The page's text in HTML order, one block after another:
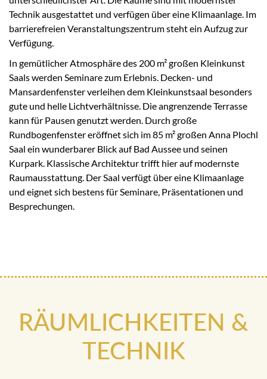
Technik ausgestattet und verfügen über eine Klimaanlage. Im
barrierefreien Veranstaltungszentrum steht ein Aufzug zur
Verfügung.
In gemütlicher Atmosphäre des 200 m² großen Kleinkunst
Saals werden Seminare zum Erlebnis. Decken- und
Mansardenfenster verleihen dem Kleinkunstsaal besonders
gute und helle Lichtverhältnisse. Die angrenzende Terrasse
kann für Pausen genutzt werden. Durch große
Rundbogenfenster eröffnet sich im 85 m² großen Anna Plochl
Saal ein wunderbarer Blick auf Bad Aussee und seinen
Kurpark. Klassische Architektur trifft hier auf modernste
Raumausstattung. Der Saal verfügt über eine Klimaanlage
und eignet sich bestens für Seminare, Präsentationen und
Besprechungen.
RÄUMLICHKEITEN &
TECHNIK